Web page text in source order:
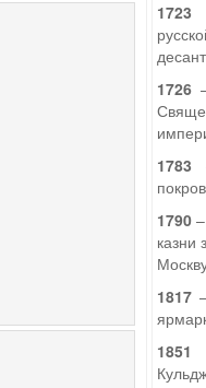
1723
1726–
1783
1790–
казни
1817–
1851